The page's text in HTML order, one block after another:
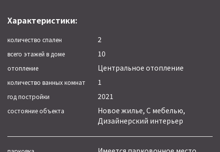
Характеристики:
количество спален 2
всего этажей в доме 10
отопление Центральное отопление
количество ванных комнат 1
год постройки 2021
состояние объекта
Новое жилье, С мебелью,
Дизайнерский интерьер